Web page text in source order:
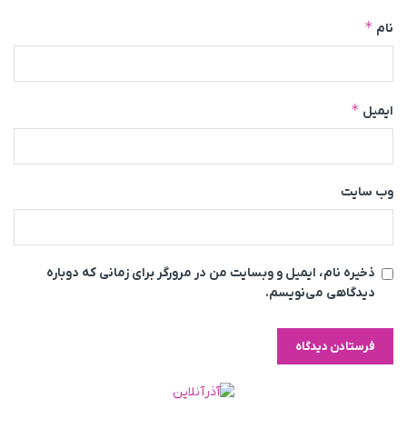
نام *
ایمیل *
وب‌ سایت
ذخیره نام، ایمیل و وبسایت من در مرورگر برای زمانی که دوباره
دیدگاهی می‌نویسم.